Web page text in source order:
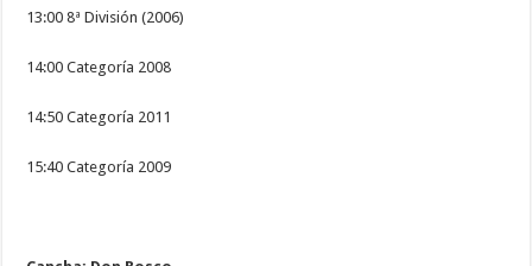
13:00 8ª División (2006)
14:00 Categoría 2008
14:50 Categoría 2011
15:40 Categoría 2009